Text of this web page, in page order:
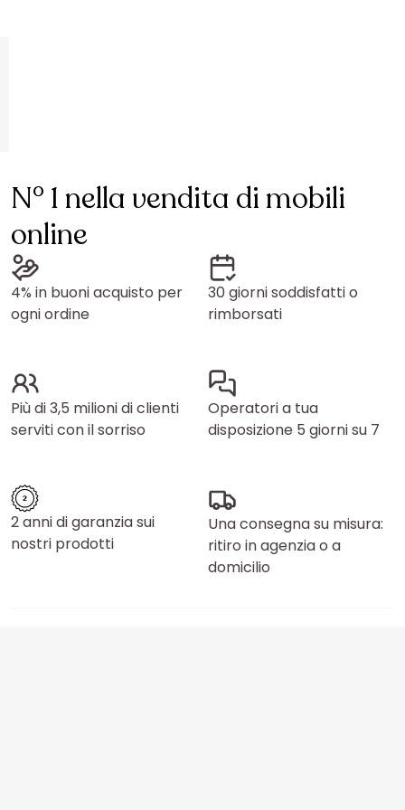
N° 1 nella vendita di mobili
online
4% in buoni acquisto per
ogni ordine
30 giorni soddisfatti o
rimborsati
Più di 3,5 milioni di clienti
serviti con il sorriso
Operatori a tua
disposizione 5 giorni su 7
2 anni di garanzia sui
nostri prodotti
Una consegna su misura:
ritiro in agenzia o a
domicilio